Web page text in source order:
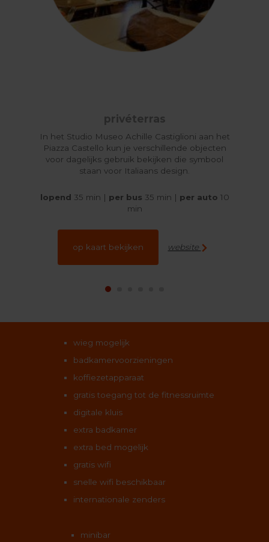
privéterras
In het Studio Museo Achille Castiglioni aan het
Piazza Castello kun je verschillende objecten
voor dagelijks gebruik bekijken die symbool
staan voor Italiaans design.
lopend 35 min | per bus 35 min | per auto 10
min
op kaart bekijken website
wieg mogelijk
badkamervoorzieningen
koffiezetapparaat
gratis toegang tot de fitnessruimte
digitale kluis
extra badkamer
extra bed mogelijk
gratis wifi
snelle wifi beschikbaar
internationale zenders
minibar